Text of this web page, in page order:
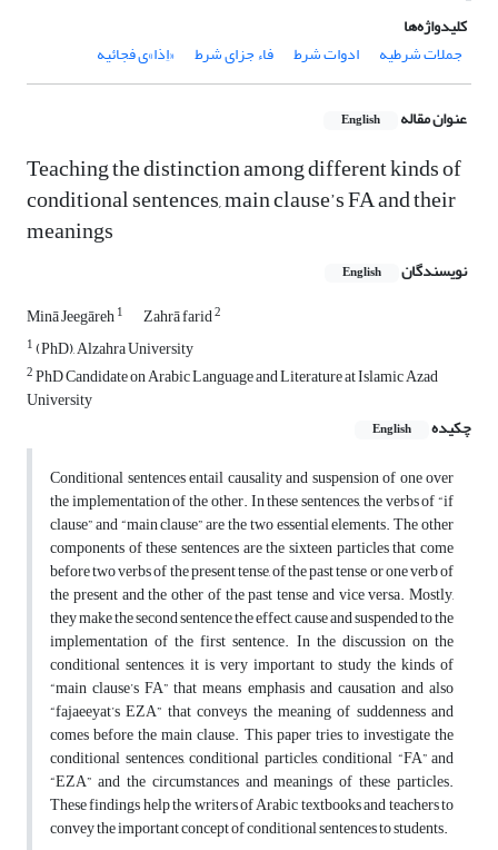
کلیدواژه‌ها
جملات شرطیه
ادوات شرط فاء جزای شرط «اِذا»ی فجائیه
عنوان مقاله English
Teaching the distinction among different kinds of
conditional sentences, main clause’s FA and their
meanings
نویسندگان English
Minā Jeegāreh1 Zahrā farid2
1(PhD), Alzahra University
2PhD Candidate on Arabic Language and Literature at Islamic Azad
University
چکیده
English
Conditional sentences entail causality and suspension of one over
the implementation of the other. In these sentences, the verbs of “if
clause” and “main clause” are the two essential elements. The other
components of these sentences are the sixteen particles that come
before two verbs of the present tense, of the past tense or one verb of
the present and the other of the past tense and vice versa. Mostly,
they make the second sentence the effect, cause and suspended to the
implementation of the first sentence. In the discussion on the
conditional sentences, it is very important to study the kinds of
“main clause’s FA” that means emphasis and causation and also
“fajaeeyat’s EZA” that conveys the meaning of suddenness and
comes before the main clause. This paper tries to investigate the
conditional sentences, conditional particles, conditional “FA” and
“EZA” and the circumstances and meanings of these particles.
These findings help the writers of Arabic textbooks and teachers to
convey the important concept of conditional sentences to students.